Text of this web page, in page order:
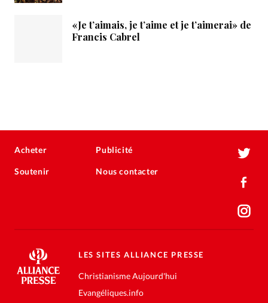
«Je t’aimais, je t’aime et je t’aimerai» de
Francis Cabrel
Acheter
Soutenir
Publicité
Nous contacter
LES SITES ALLIANCE PRESSE
Christianisme Aujourd'hui
Evangéliques.info